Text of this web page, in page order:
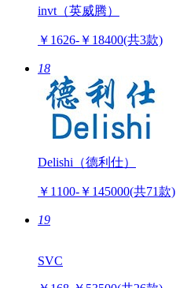
invt（英威腾）
￥1626-￥18400(共3款)
18
Delishi（德利仕）
￥1100-￥145000(共71款)
19
SVC